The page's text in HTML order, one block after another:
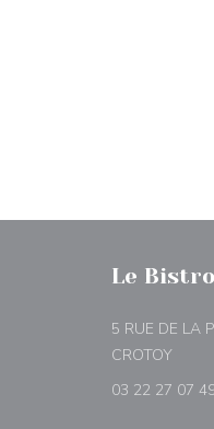
Le
5 RUE DE LA
CROTOY
03 22 27 07